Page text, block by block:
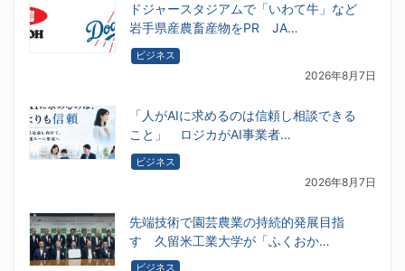
ドジャースタジアムで「いわて牛」など
岩手県産農畜産物をPR JA…
ビジネス
2026年8月7日
「人がAIに求めるのは信頼し相談できる
こと」 ロジカがAI事業者…
ビジネス
2026年8月7日
先端技術で園芸農業の持続的発展目指
す 久留米工業大学が「ふくおか…
ビジネス